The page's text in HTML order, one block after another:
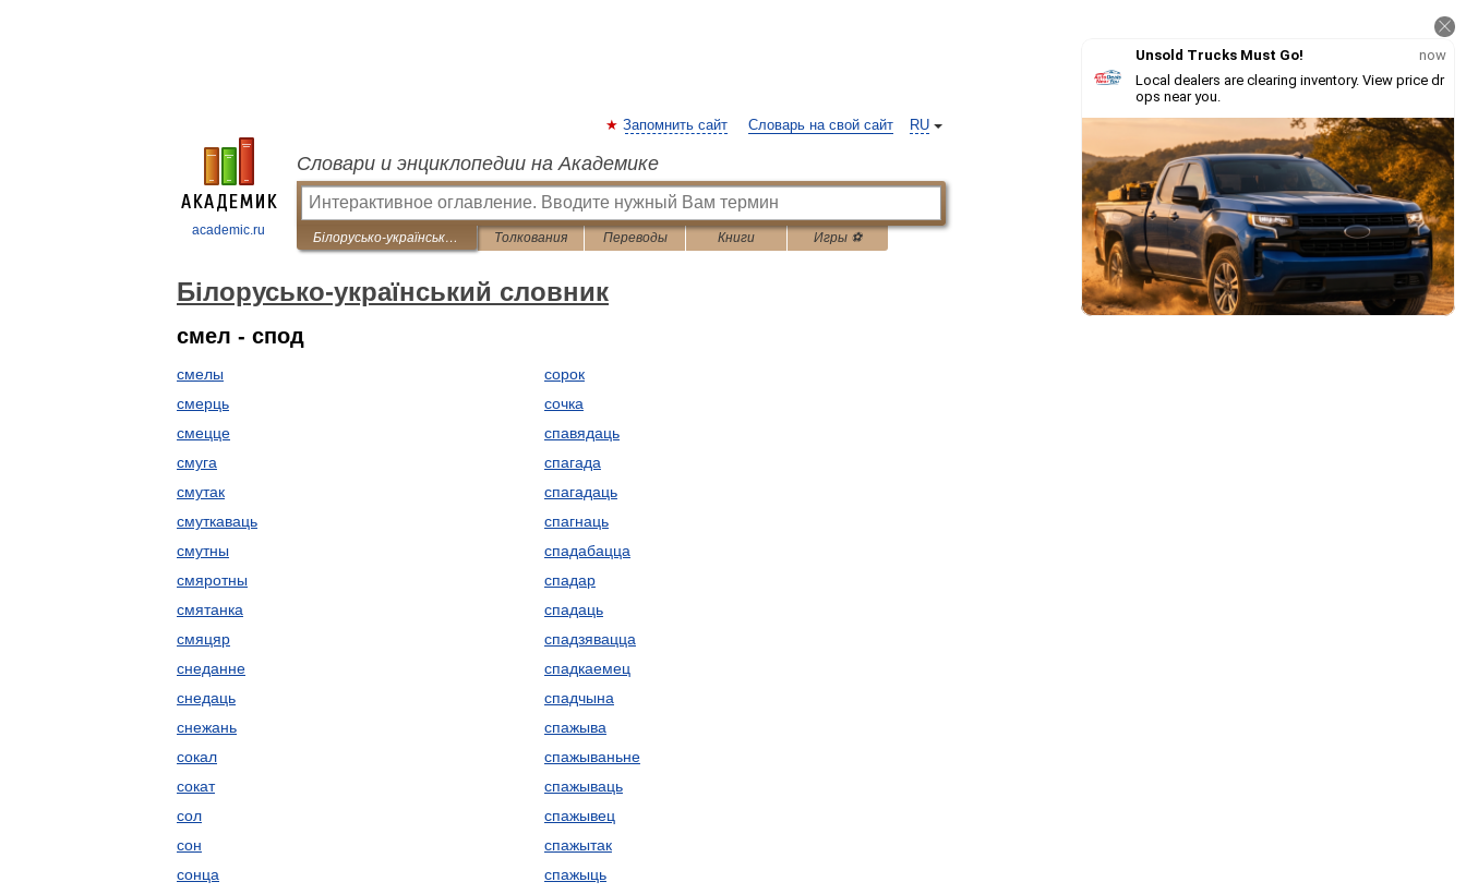
academic.ru
RU
Запомнить сайт Словарь на свой сайт
Словари и энциклопедии на Академике
Білорусько-український словник Толкования Переводы Книги Игры ⚽
Білорусько-український словник
смел - спод
смелы
смерць
смецце
смуга
смутак
смуткаваць
смутны
смяротны
смятанка
смяцяр
снеданне
снедаць
снежань
сокал
сокат
сол
сон
сонца
сорок
сочка
спавядаць
спагада
спагадаць
спагнаць
спадабацца
спадар
спадаць
спадзявацца
спадкаемец
спадчына
спажыва
спажываньне
спажываць
спажывец
спажытак
спажыць